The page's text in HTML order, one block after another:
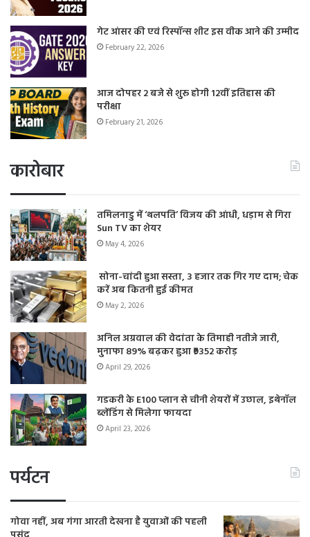
गेट आंसर की एवं रिस्पॉन्स शीट इस वीक आने की उम्मीद
February 22, 2026
आज दोपहर 2 बजे से शुरू होगी 12वीं इतिहास की
परीक्षा
February 21, 2026
कारोबार
तमिलनाडु में ‘थलपति’ विजय की आंधी, धड़ाम से गिरा
Sun TV का शेयर
May 4, 2026
सोना-चांदी हुआ सस्ता, 3 हजार तक गिर गए दाम; चेक
करें अब कितनी हुई कीमत
May 2, 2026
अनिल अग्रवाल की वेदांता के तिमाही नतीजे जारी,
मुनाफा 89% बढ़कर हुआ ₹9352 करोड़
April 29, 2026
गडकरी के E100 प्लान से चीनी शेयरों में उछाल, इथेनॉल
ब्लेंडिंग से मिलेगा फायदा
April 23, 2026
पर्यटन
गोवा नहीं, अब गंगा आरती देखना है युवाओं की पहली